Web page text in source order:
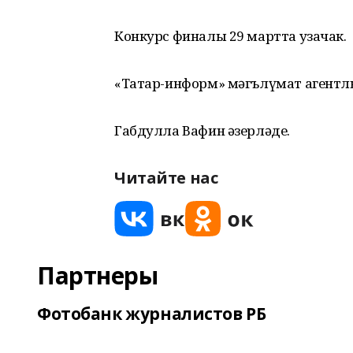
Конкурс финалы 29 мартта узачак.
«Татар-информ» мәгълүмат
Габдулла Вафин әзерләде.
Читайте нас
Партнеры
Фотобанк журналистов РБ